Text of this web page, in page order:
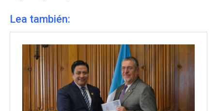
Lea también: